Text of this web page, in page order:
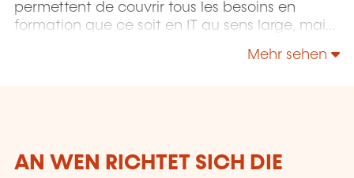
permettent de couvrir tous les besoins en
formation que ce soit en IT au sens large, mais
Management, Communication & leadership.
Mehr sehen
AN WEN RICHTET SICH DIE